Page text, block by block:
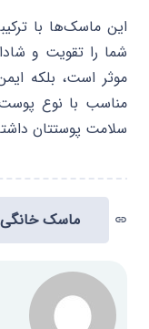
این ماسک‌ها با
شما را تقویت و
موثر است، بلکه
مناسب با نوع پوست
سلامت پوستتان
link ماسک خانگی